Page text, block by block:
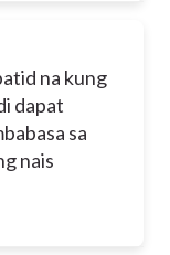
na kung
dapat
sa
nais